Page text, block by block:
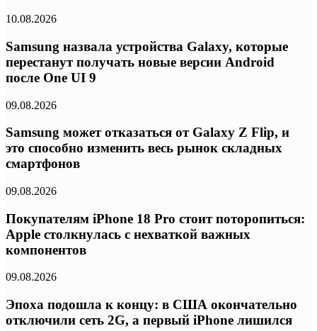
10.08.2026
Samsung назвала устройства Galaxy, которые
перестанут получать новые версии Android
после One UI 9
09.08.2026
Samsung может отказаться от Galaxy Z Flip, и
это способно изменить весь рынок складных
смартфонов
09.08.2026
Покупателям iPhone 18 Pro стоит поторопиться:
Apple столкнулась с нехваткой важных
компонентов
09.08.2026
Эпоха подошла к концу: в США окончательно
отключили сеть 2G, а первый iPhone лишился